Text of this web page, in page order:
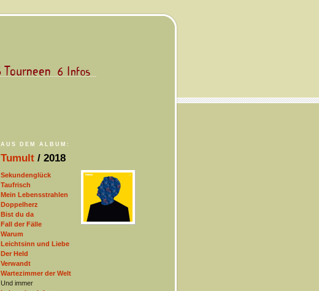
AUS DEM ALBUM:
Tumult/ 2018
Sekundenglück
Taufrisch
Mein Lebensstrahlen
Doppelherz
Bist du da
Fall der Fälle
Warum
Leichtsinn und Liebe
Der Held
Verwandt
Wartezimmer der Welt
Und immer